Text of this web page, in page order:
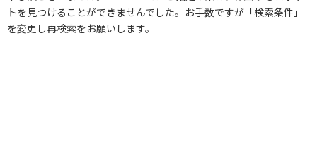
トを見つけることができませんでした。お手数ですが「検索条件」
を変更し再検索をお願いします。